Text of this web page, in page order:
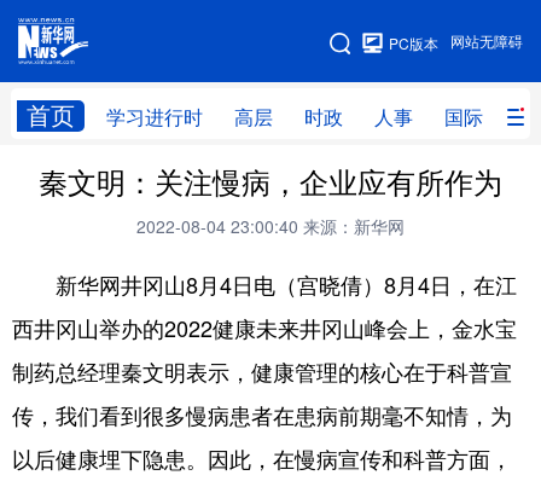
网站无障碍
PC版本
首页 学习进行时 高层 时政 人事 国际 财
网站地图
学习进行时 高层 时政 人事
财经 网评
台湾 思客智库 全球连线 教育
科技 科创 量子 体育
文化 书画 健康 军事
秦文明：关注慢病，企业应有所作为
2022-08-04 23:00:40 来源：新华网
新华网井冈山8月4日电（宫晓倩）8月4日，在江
西井冈山举办的2022健康未来井冈山峰会上，金水宝
制药总经理秦文明表示，健康管理的核心在于科普宣
传，我们看到很多慢病患者在患病前期毫不知情，为
以后健康埋下隐患。因此，在慢病宣传和科普方面，